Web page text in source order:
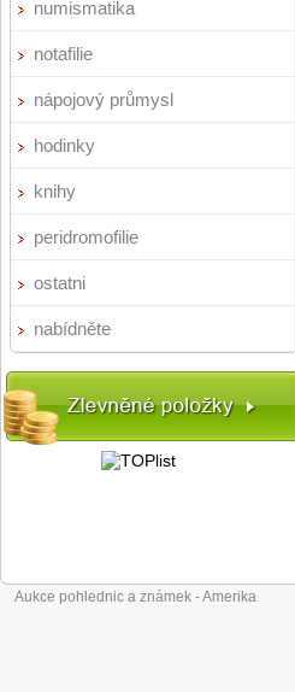
numismatika
notafilie
nápojový průmysl
hodinky
knihy
peridromofilie
ostatni
nabídněte
Aukce pohlednic a známek - Amerika